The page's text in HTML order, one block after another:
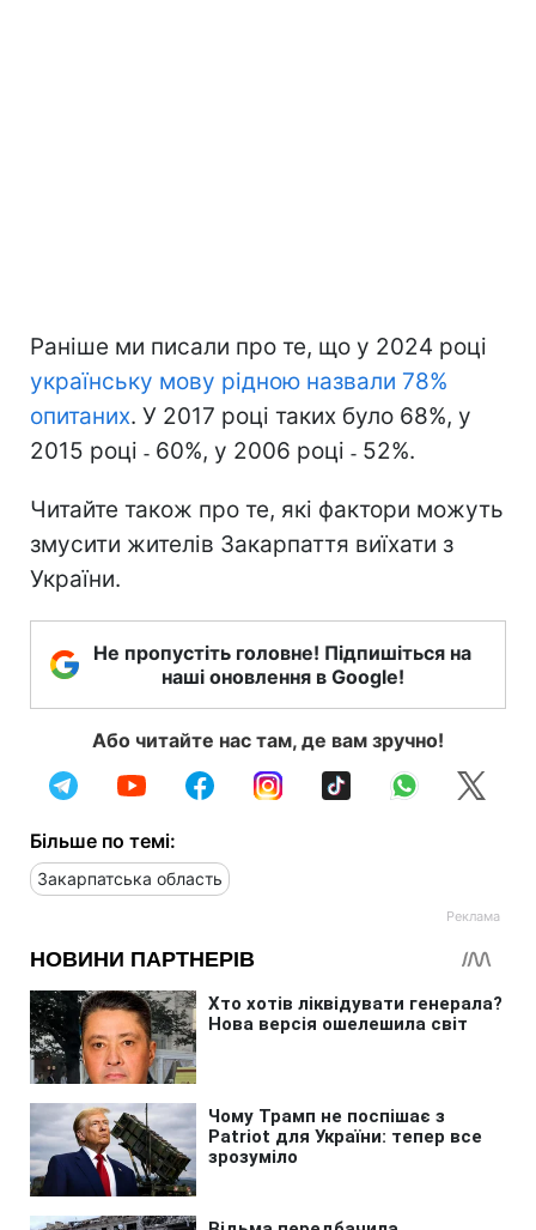
Раніше ми писали про те, що у 2024 році
українську мову рідною назвали 78%
опитаних. У 2017 році таких було 68%, у
2015 році ˗ 60%, у 2006 році ˗ 52%.
Читайте також про те, які фактори можуть
змусити жителів Закарпаття виїхати з
України.
Не пропустіть головне! Підпишіться на
наші оновлення в Google!
Або читайте нас там, де вам зручно!
Більше по темі:
Закарпатська область